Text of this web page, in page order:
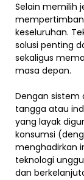
Selain memilih
keseluruhan.
solusi penting
sekaligus
masa depan.
Dengan sistem
tangga atau
yang layak
konsumsi
menghadirkan
teknologi
dan